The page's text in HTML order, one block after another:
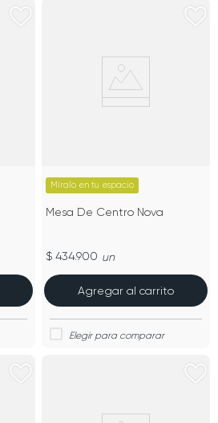
Míralo en tu espacio
Mesa De Centro Nova
$ 434.900 un
Agregar al carrito